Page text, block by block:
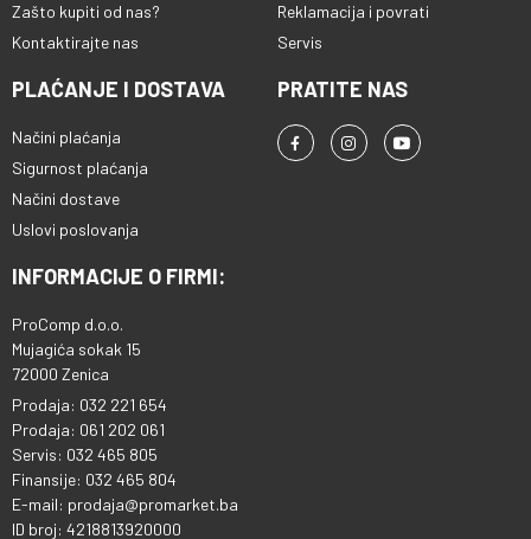
Zašto kupiti od nas?
Kontaktirajte nas
Reklamacija i povrati
Servis
PLAĆANJE I DOSTAVA
Načini plaćanja
Sigurnost plaćanja
Načini dostave
Uslovi poslovanja
PRATITE NAS
INFORMACIJE O FIRMI:
ProComp d.o.o.
Mujagića sokak 15
72000 Zenica
Prodaja: 032 221 654
Prodaja: 061 202 061
Servis: 032 465 805
Finansije: 032 465 804
E-mail: prodaja@promarket.ba
ID broj: 4218813920000